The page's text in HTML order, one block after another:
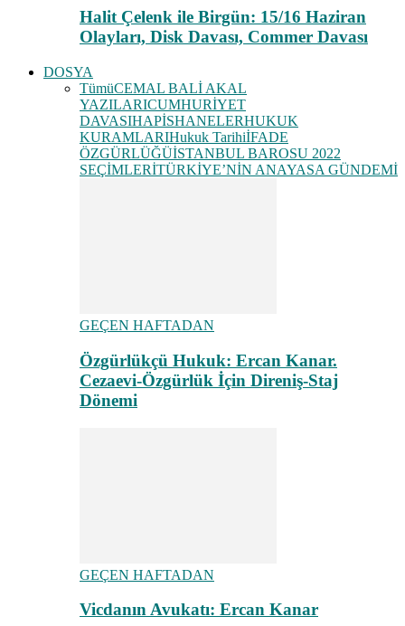
Halit Çelenk ile Birgün: 15/16 Haziran
Olayları, Disk Davası, Commer Davası
DOSYA
TümüCEMAL BALİ AKAL
YAZILARICUMHURİYET
DAVASIHAPİSHANELERHUKUK
KURAMLARIHukuk TarihiİFADE
ÖZGÜRLÜĞÜİSTANBUL BAROSU 2022
SEÇİMLERİTÜRKİYE’NİN ANAYASA GÜNDEMİ
GEÇEN HAFTADAN
Özgürlükçü Hukuk: Ercan Kanar.
Cezaevi-Özgürlük İçin Direniş-Staj
Dönemi
GEÇEN HAFTADAN
Vicdanın Avukatı: Ercan Kanar